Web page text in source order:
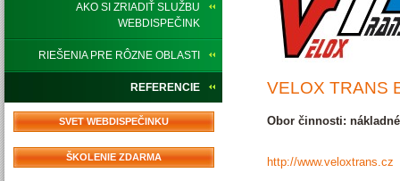
AKO SI ZRIADIŤ SLUŽBU
WEBDISPEČINK
RIEŠENIA PRE RÔZNE OBLASTI
REFERENCIE
SVET WEBDISPEČINKU
ŠKOLENIE ZDARMA
VELOX TRANS
Obor činnosti:
http://www.veloxtrans.cz